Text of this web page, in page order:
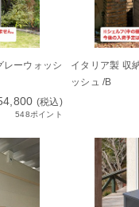
レーウォッシ
(税込)
548ポイント
イタリア製 収
ッシュ /B